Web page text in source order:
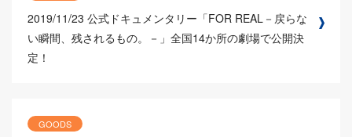
2019/11/23 公式ドキュメンタリー「FOR REAL－戻らな
い瞬間、残されるもの。－」全国14か所の劇場で公開決
定！
GOODS